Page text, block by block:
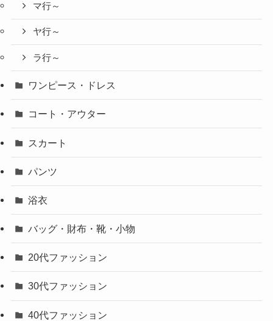
マ行～
ヤ行～
ラ行～
ワンピース・ドレス
コート・アウター
スカート
パンツ
浴衣
バッグ・財布・靴・小物
20代ファッション
30代ファッション
40代ファッション